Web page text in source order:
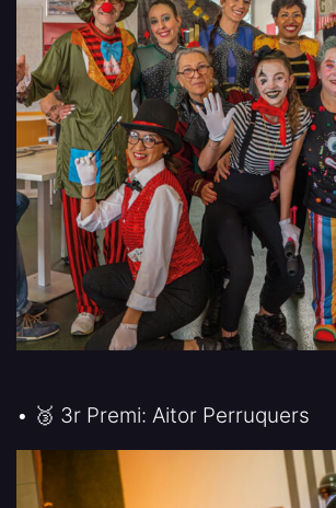
• 🥉 3r Premi: Aitor Perruquers